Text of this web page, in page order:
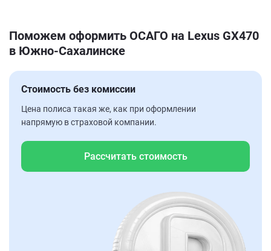
Поможем оформить ОСАГО на Lexus GX470
в Южно-Сахалинске
Стоимость без комиссии
Цена полиса такая же, как при оформлении
напрямую в страховой компании.
Рассчитать стоимость